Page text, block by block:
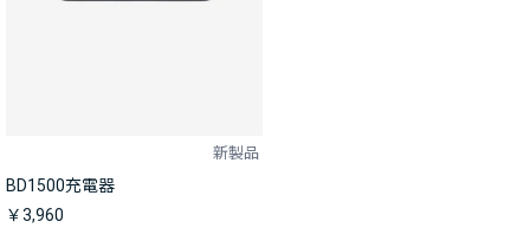
新製品
BD1500充電器
￥3,960